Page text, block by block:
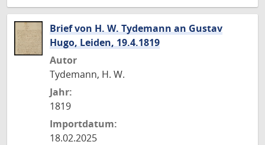
Brief von H. W. Tydemann an Gustav
Hugo, Leiden, 19.4.1819
Autor
Tydemann, H. W.
Jahr:
1819
Importdatum:
18.02.2025